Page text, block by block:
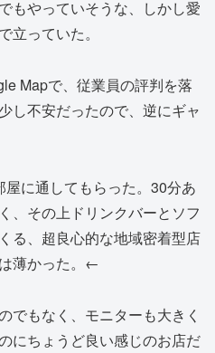
もやっていそうな、しかし愛
立っていた。
Mapで、従業員の評判を落
し不安だったので、逆にギャ
に通してもらった。30分あ
、その上ドリンクバーとソフ
る、超良心的な地域密着型店
薄かった。←
でもなく、モニターも大きく
にちょうど良い感じのお店だ